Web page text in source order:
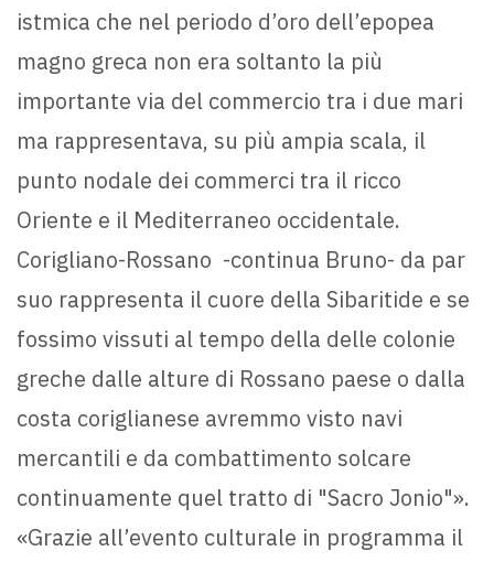
istmica che nel periodo d’oro dell’epopea
magno greca non era soltanto la più
importante via del commercio tra i due mari
ma rappresentava, su più ampia scala, il
punto nodale dei commerci tra il ricco
Oriente e il Mediterraneo occidentale.
Corigliano-Rossano -continua Bruno- da par
suo rappresenta il cuore della Sibaritide e se
fossimo vissuti al tempo della delle colonie
greche dalle alture di Rossano paese o dalla
costa coriglianese avremmo visto navi
mercantili e da combattimento solcare
continuamente quel tratto di "Sacro Jonio"».
«Grazie all’evento culturale in programma il